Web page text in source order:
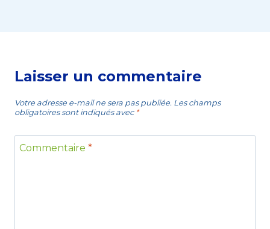
Laisser un commentaire
Votre adresse e-mail ne sera pas publiée. Les champs
obligatoires sont indiqués avec *
Commentaire *